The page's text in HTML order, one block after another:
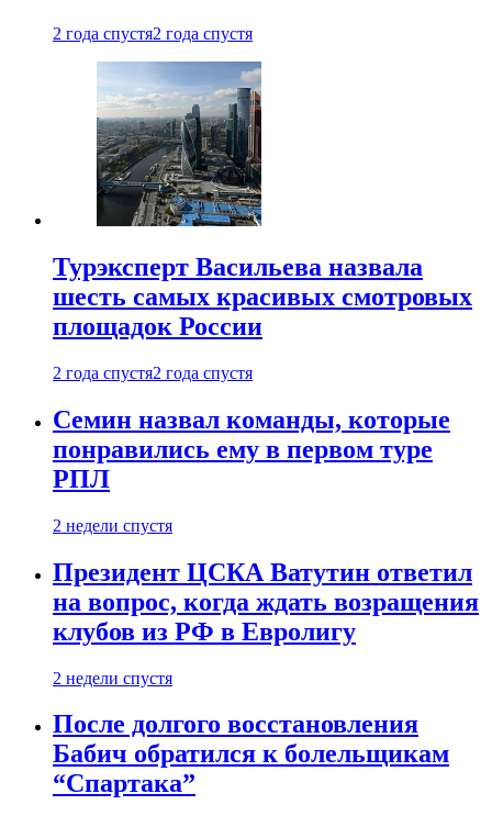
2 года спустя2 года спустя
Турэксперт Васильева назвала
шесть самых красивых смотровых
площадок России
2 года спустя2 года спустя
Семин назвал команды, которые
понравились ему в первом туре
РПЛ
2 недели спустя
Президент ЦСКА Ватутин ответил
на вопрос, когда ждать возращения
клубов из РФ в Евролигу
2 недели спустя
После долгого восстановления
Бабич обратился к болельщикам
“Спартака”